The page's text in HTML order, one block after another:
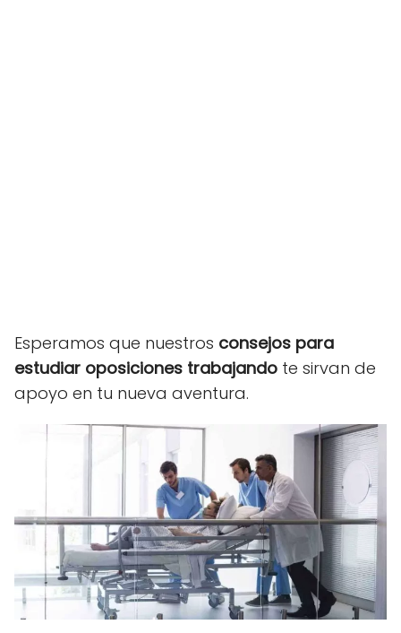
Esperamos que nuestros consejos para
estudiar oposiciones trabajando te sirvan de
apoyo en tu nueva aventura.